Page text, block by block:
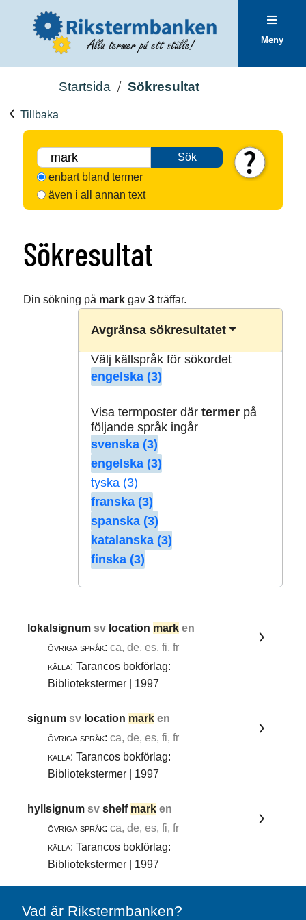
Meny
Startsida Sökresultat
Tillbaka
Sök
enbart bland termer
även i all annan text
Sökresultat
Din sökning på markgav 3träffar.
Avgränsa sökresultatet
Välj källspråk för sökordet
engelska (3)
Visa termposter där termerpå
följande språk ingår
svenska (3)
engelska (3)
tyska (3)
franska (3)
spanska (3)
katalanska (3)
finska (3)
lokalsignumsv location mark en
övriga språk: ca, de, es, fi, fr
källa: Tarancos bokförlag:
Bibliotekstermer | 1997
signumsv location mark en
övriga språk: ca, de, es, fi, fr
källa: Tarancos bokförlag:
Bibliotekstermer | 1997
hyllsignumsvshelf mark en
övriga språk: ca, de, es, fi, fr
källa: Tarancos bokförlag:
Bibliotekstermer | 1997
Vad är Rikstermbanken?